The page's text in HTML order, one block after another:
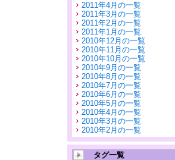
2011年4月の一覧
2011年3月の一覧
2011年2月の一覧
2011年1月の一覧
2010年12月の一覧
2010年11月の一覧
2010年10月の一覧
2010年9月の一覧
2010年8月の一覧
2010年7月の一覧
2010年6月の一覧
2010年5月の一覧
2010年4月の一覧
2010年3月の一覧
2010年2月の一覧
タグ一覧